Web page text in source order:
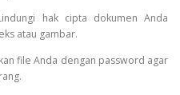
hak cipta dokumen Anda
atau gambar.
file Anda dengan password agar